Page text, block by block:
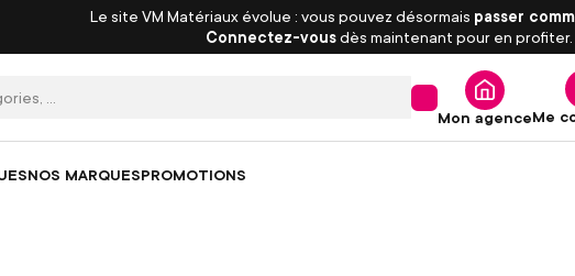
Le site VM Matériaux évolue : vous pouvez désormais passer
Connectez-vousdès maintenant pour en profiter.
Mon agenceMe
NOS MARQUESPROMOTIONS